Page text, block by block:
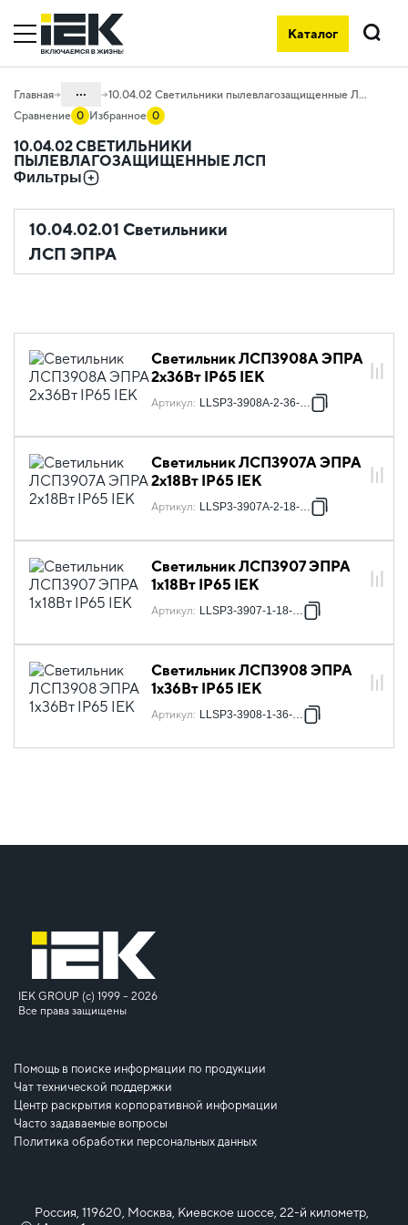
Каталог
Поиск
Главная ...
Каталог
10. Светотехника
10.04.02 Светильники пылевлагозащищенные ЛСП
Сравнение 0 Избранное 0
10.04.02 СВЕТИЛЬНИКИ
ПЫЛЕВЛАГОЗАЩИЩЕННЫЕ ЛСП
Фильтры
10.04.02.01 Светильники
ЛСП ЭПРА
Светильник ЛСП3908A ЭПРА
2х36Вт IP65 IEK
Артикул: LLSP3-3908A-2-36-K03
Светильник ЛСП3907A ЭПРА
2х18Вт IP65 IEK
Артикул: LLSP3-3907A-2-18-K03
Светильник ЛСП3907 ЭПРА
1х18Вт IP65 IEK
Артикул: LLSP3-3907-1-18-K03
Светильник ЛСП3908 ЭПРА
1х36Вт IP65 IEK
Артикул: LLSP3-3908-1-36-K03
IEK GROUP (c) 1999 – 2026
Все права защищены
Помощь в поиске информации по продукции
Чат технической поддержки
Центр раскрытия корпоративной информации
Часто задаваемые вопросы
Политика обработки персональных данных
Россия, 119620, Москва, Киевское шоссе, 22-й километр,